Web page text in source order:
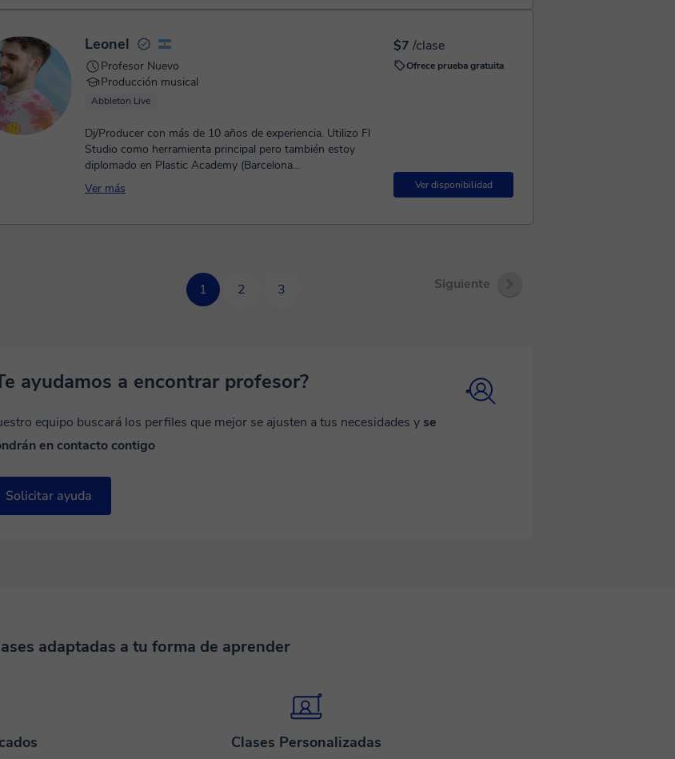
$7 /clase
Ofrece prueba gratuita
Ver disponibilidad
Leonel
Profesor Nuevo
Producción musical
Abbleton Live
Dj/Producer con más de 10 años de experiencia. Utilizo Fl
Studio como herramienta principal pero también estoy
diplomado en Plastic Academy (Barcelona...
Ver más
1 2 3 Siguiente
ayudamos a encontrar profesor?
equipo buscará los perfiles que mejor se ajusten a tus necesidades y se
en contacto contigo
Solicitar ayuda
adaptadas a tu forma de aprender
Clases Personalizadas